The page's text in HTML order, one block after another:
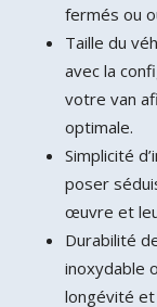
fermés ou
Taille du
avec la
votre van
optimale.
Simplicité
poser
œuvre et
Durabilité
inoxydable
longévité et